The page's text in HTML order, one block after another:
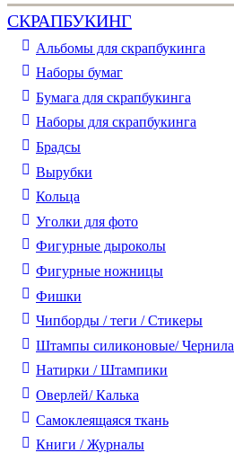
СКРАПБУКИНГ
Альбомы для скрапбукинга
Наборы бумаг
Бумага для скрапбукинга
Наборы для скрапбукинга
Брадсы
Вырубки
Кольца
Уголки для фото
Фигурные дыроколы
Фигурные ножницы
Фишки
Чипборды / теги / Стикеры
Штампы силиконовые/ Чернила
Натирки / Штампики
Оверлей/ Калька
Самоклеящаяся ткань
Книги / Журналы